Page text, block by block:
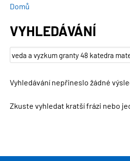
UCHAZEČI
STUDIUM
VĚDA
FAKULTA
DROBEČKOVÁ
Domů
VYHLEDÁVÁNÍ
Vyhledávání nepřineslo žádné
Zkuste vyhledat kratší frázi nebo